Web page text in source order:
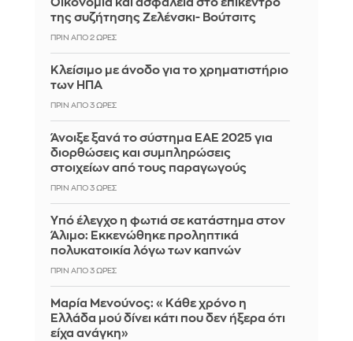
Οικονομία και ασφάλεια στο επίκεντρο
της συζήτησης Ζελένσκι- Βούτσιτς
ΠΡΙΝ ΑΠΌ 2 ΏΡΕΣ
Κλείσιμο με άνοδο για το χρηματιστήριο
των ΗΠΑ
ΠΡΙΝ ΑΠΌ 3 ΏΡΕΣ
Άνοιξε ξανά το σύστημα ΕΑΕ 2025 για
διορθώσεις και συμπληρώσεις
στοιχείων από τους παραγωγούς
ΠΡΙΝ ΑΠΌ 3 ΏΡΕΣ
Yπό έλεγχο η φωτιά σε κατάστημα στον
Άλιμο: Εκκενώθηκε προληπτικά
πολυκατοικία λόγω των καπνών
ΠΡΙΝ ΑΠΌ 3 ΏΡΕΣ
Μαρία Μενούνος: «Κάθε χρόνο η
Ελλάδα μού δίνει κάτι που δεν ήξερα ότι
είχα ανάγκη»